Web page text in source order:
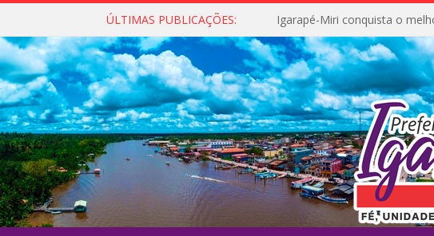
ÚLTIMAS PUBLICAÇÕES: